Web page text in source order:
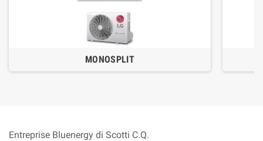
MONOSPLIT
Entreprise Bluenergy di Scotti C.Q.